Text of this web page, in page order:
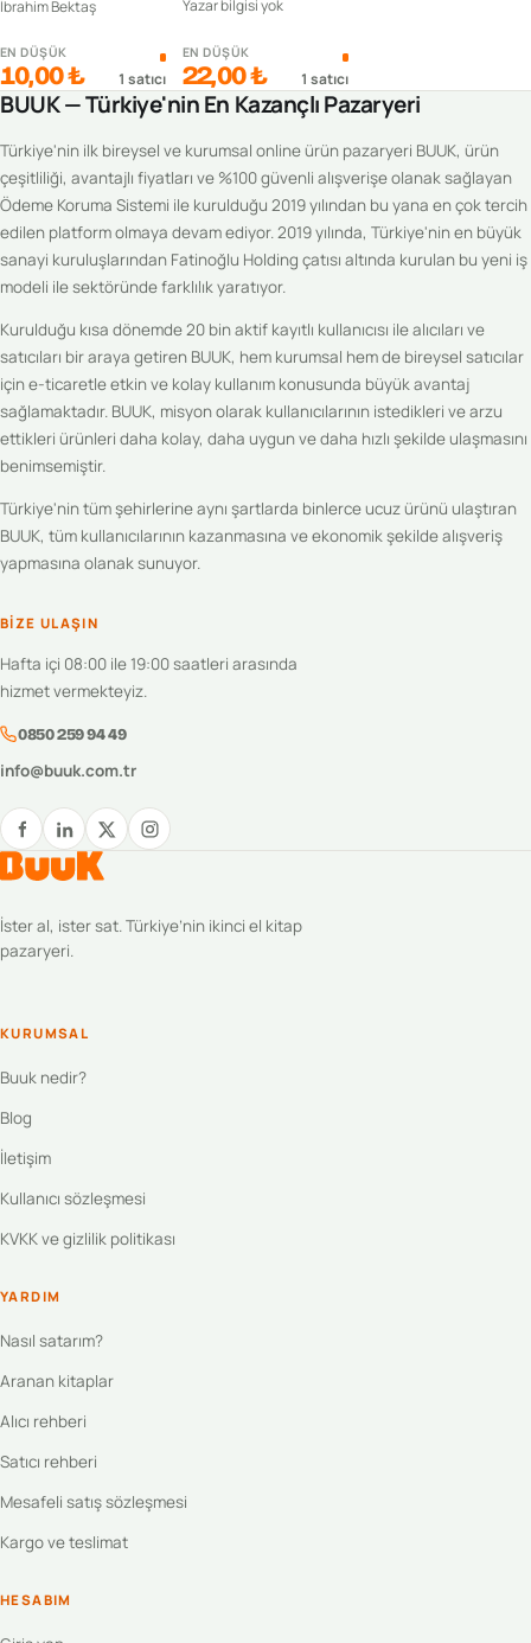
İbrahim Bektaş
EN DÜŞÜK
10,00 ₺ 1 satıcı
Yazar bilgisi yok
EN DÜŞÜK
22,00 ₺ 1 satıcı
BUUK — Türkiye'nin En Kazançlı Pazaryeri
Türkiye'nin ilk bireysel ve kurumsal online ürün pazaryeri BUUK, ürün
çeşitliliği, avantajlı fiyatları ve %100 güvenli alışverişe olanak sağlayan
Ödeme Koruma Sistemi ile kurulduğu 2019 yılından bu yana en çok tercih
edilen platform olmaya devam ediyor. 2019 yılında, Türkiye'nin en büyük
sanayi kuruluşlarından Fatinoğlu Holding çatısı altında kurulan bu yeni iş
modeli ile sektöründe farklılık yaratıyor.
Kurulduğu kısa dönemde 20 bin aktif kayıtlı kullanıcısı ile alıcıları ve
satıcıları bir araya getiren BUUK, hem kurumsal hem de bireysel satıcılar
için e-ticaretle etkin ve kolay kullanım konusunda büyük avantaj
sağlamaktadır. BUUK, misyon olarak kullanıcılarının istedikleri ve arzu
ettikleri ürünleri daha kolay, daha uygun ve daha hızlı şekilde ulaşmasını
benimsemiştir.
Türkiye'nin tüm şehirlerine aynı şartlarda binlerce ucuz ürünü ulaştıran
BUUK, tüm kullanıcılarının kazanmasına ve ekonomik şekilde alışveriş
yapmasına olanak sunuyor.
BIZE ULAŞIN
Hafta içi 08:00 ile 19:00 saatleri arasında
hizmet vermekteyiz.
0850 259 94 49
info@buuk.com.tr
İster al, ister sat. Türkiye’nin ikinci el kitap
pazaryeri.
KURUMSAL
Buuk nedir?
Blog
İletişim
Kullanıcı sözleşmesi
KVKK ve gizlilik politikası
YARDIM
Nasıl satarım?
Aranan kitaplar
Alıcı rehberi
Satıcı rehberi
Mesafeli satış sözleşmesi
Kargo ve teslimat
HESABIM